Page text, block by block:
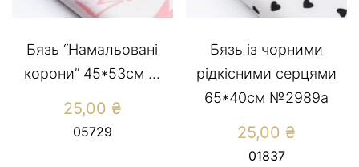
Бязь “Намальовані
корони” 45*53см ...
25,00 ₴
05729
Бязь із чорними
рідкісними серцями
65*40см №2989а
25,00 ₴
01837